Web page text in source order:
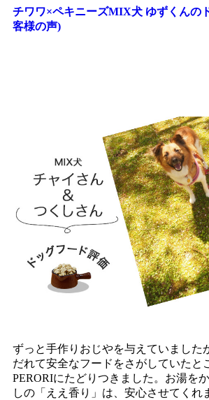
チワワ×ペキニーズMIX犬 ゆずくんの
客様の声)
ずっと手作りおじやを与えていました
だれて安全なフードをさがしていたと
PERORIにたどりつきました。お湯を
しの「ええ香り」は、安心させてくれ